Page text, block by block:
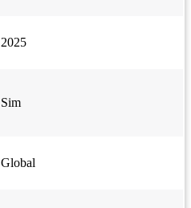
2025
Sim
Global